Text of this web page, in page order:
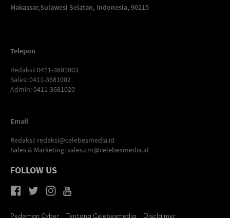
Makassar,Sulawesi Selatan, Indonesia, 90115
Telepon
Redaksi: 0411-3681003
Sales: 0411-3681002
Admin: 0411-3681020
Email
Redaksi: redaksi@celebesmedia.id
Sales & Marketing:sales.cm@celebesmedia.id
FOLLOW US
Pedoman Cyber Tentang Celebesmedia Disclaimer